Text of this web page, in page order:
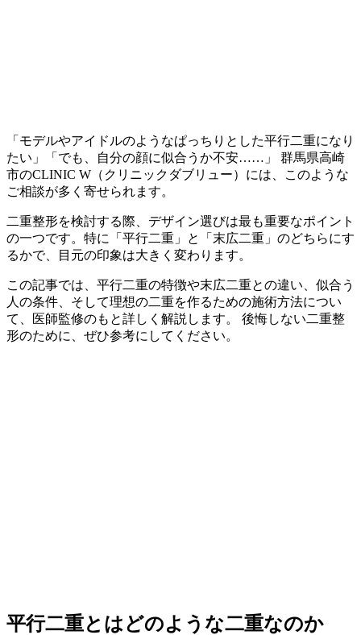
「モデルやアイドルのようなぱっちりとした平行二重になり
たい」「でも、自分の顔に似合うか不安……」 群馬県高崎
市のCLINIC W（クリニックダブリュー）には、このような
ご相談が多く寄せられます。
二重整形を検討する際、デザイン選びは最も重要なポイント
の一つです。特に「平行二重」と「末広二重」のどちらにす
るかで、目元の印象は大きく変わります。
この記事では、平行二重の特徴や末広二重との違い、似合う
人の条件、そして理想の二重を作るための施術方法につい
て、医師監修のもと詳しく解説します。 後悔しない二重整
形のために、ぜひ参考にしてください。
平行二重とはどのような二重なのか